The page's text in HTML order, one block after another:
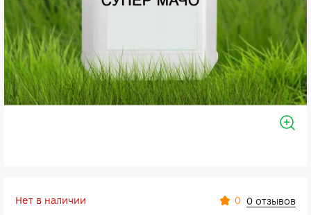
Нет в наличии 0 0 отзывов